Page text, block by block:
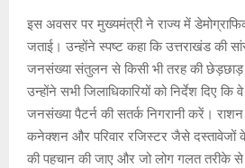
इस अवसर पर मुख्यमंत्री ने राज्य में
जताई। उन्होंने स्पष्ट कहा कि उत्तराखंड की
जनसंख्या संतुलन से किसी भी तरह की छेड़छाड़
उन्होंने सभी जिलाधिकारियों को निर्देश दिए
जनसंख्या पैटर्न की सतर्क निगरानी करें। राशन
कनेक्शन और परिवार रजिस्टर जैसे दस्तावेजों
की पहचान की जाए और जो लोग गलत तरीके